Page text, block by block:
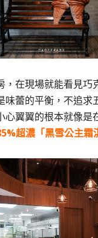
，在現場就能看見巧
味蕾的平衡，不追求
心翼翼的根本就像是
超濃「黑雪公主霜